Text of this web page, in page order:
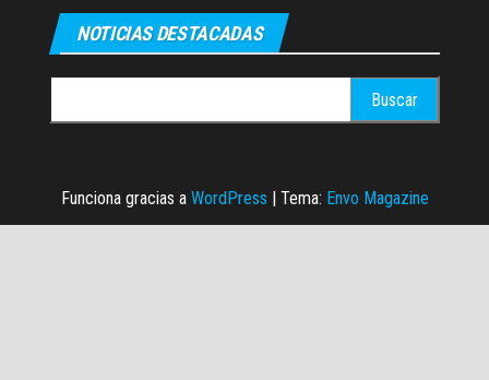
NOTICIAS DESTACADAS
Funciona gracias a WordPress | Tema: Envo Magazine